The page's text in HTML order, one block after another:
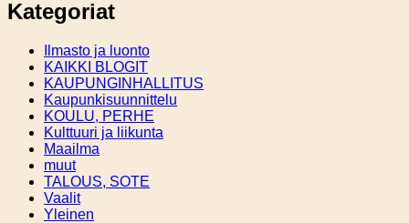
Kategoriat
Ilmasto ja luonto
KAIKKI BLOGIT
KAUPUNGINHALLITUS
Kaupunkisuunnittelu
KOULU, PERHE
Kulttuuri ja liikunta
Maailma
muut
TALOUS, SOTE
Vaalit
Yleinen